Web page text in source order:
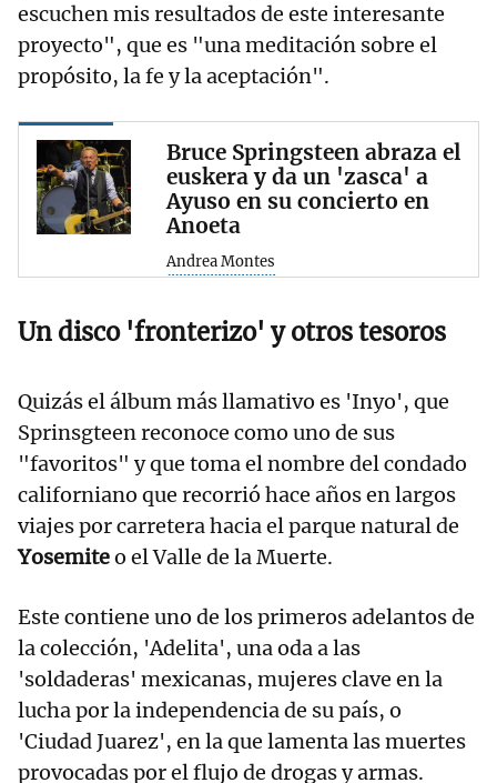
escuchen mis resultados de este interesante
proyecto", que es "una meditación sobre el
propósito, la fe y la aceptación".
Bruce Springsteen abraza el
euskera y da un 'zasca' a
Ayuso en su concierto en
Anoeta
Andrea Montes
Un disco 'fronterizo' y otros tesoros
Quizás el álbum más llamativo es 'Inyo', que
Sprinsgteen reconoce como uno de sus
"favoritos" y que toma el nombre del condado
californiano que recorrió hace años en largos
viajes por carretera hacia el parque natural de
Yosemiteo el Valle de la Muerte.
Este contiene uno de los primeros adelantos de
la colección, 'Adelita', una oda a las
'soldaderas' mexicanas, mujeres clave en la
lucha por la independencia de su país, o
'Ciudad Juarez', en la que lamenta las muertes
provocadas por el flujo de drogas y armas.